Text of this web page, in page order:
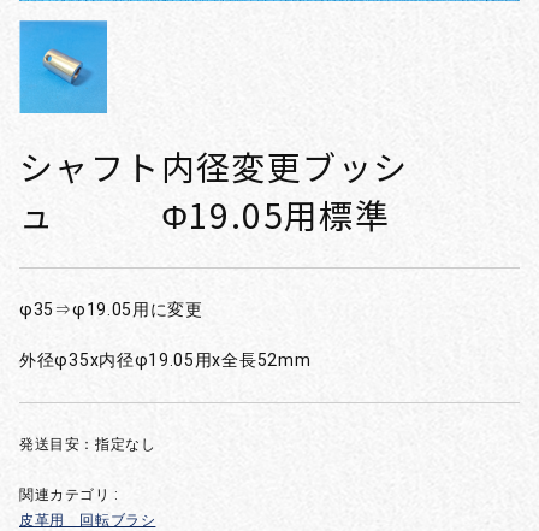
シャフト内径変更ブッシ
ュ Φ19.05用標準
φ35⇒φ19.05用に変更
外径φ35x内径φ19.05用x全長52mm
発送目安：指定なし
関連カテゴリ :
皮革用 回転ブラシ